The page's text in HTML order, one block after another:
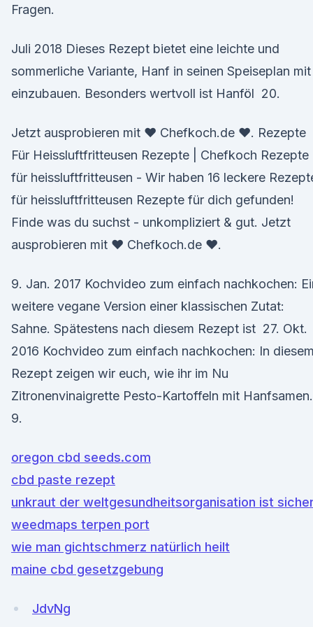
Fragen.
Juli 2018 Dieses Rezept bietet eine leichte und
sommerliche Variante, Hanf in seinen Speiseplan mit
einzubauen. Besonders wertvoll ist Hanföl 20.
Jetzt ausprobieren mit ♥ Chefkoch.de ♥. Rezepte
Für Heissluftfritteusen Rezepte | Chefkoch Rezepte
für heissluftfritteusen - Wir haben 16 leckere
für heissluftfritteusen Rezepte für dich gefunden!
Finde was du suchst - unkompliziert & gut. Jetzt
ausprobieren mit ♥ Chefkoch.de ♥.
9. Jan. 2017 Kochvideo zum einfach nachkochen:
weitere vegane Version einer klassischen Zutat:
Sahne. Spätestens nach diesem Rezept ist 27. Okt.
2016 Kochvideo zum einfach nachkochen: In
Rezept zeigen wir euch, wie ihr im Nu
Zitronenvinaigrette Pesto-Kartoffeln mit Hanfsamen.
9.
oregon cbd seeds.com
cbd paste rezept
unkraut der weltgesundheitsorganisation ist
weedmaps terpen port
wie man gichtschmerz natürlich heilt
maine cbd gesetzgebung
JdvNg